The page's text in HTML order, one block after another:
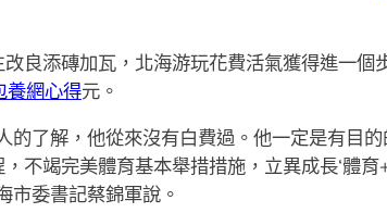
添磚加瓦，北海游玩花費活氣獲得進一個
養網心得元。
了解，他從來沒有白費過。他一定是有目的
不竭完美體育基本舉措措施，立異成長‘體
市委書記蔡錦軍說。